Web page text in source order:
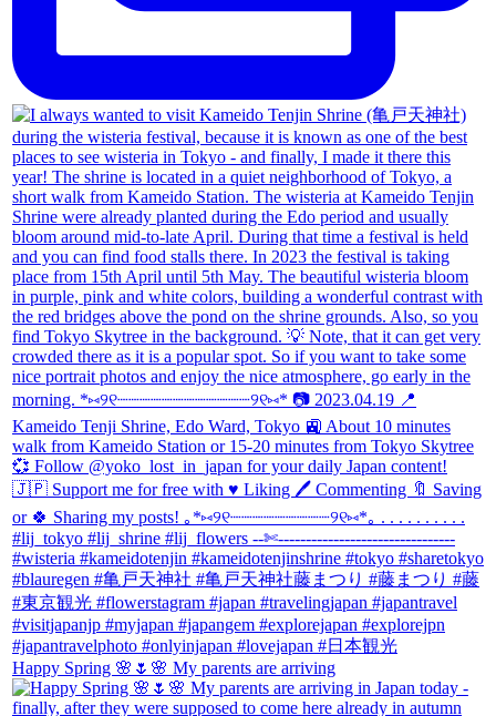
Happy Spring 🌸🌷🌸 My parents are arriving